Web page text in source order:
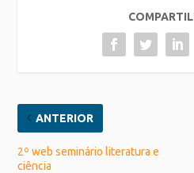
ANTERIOR
2º web seminário literatura e
ciência